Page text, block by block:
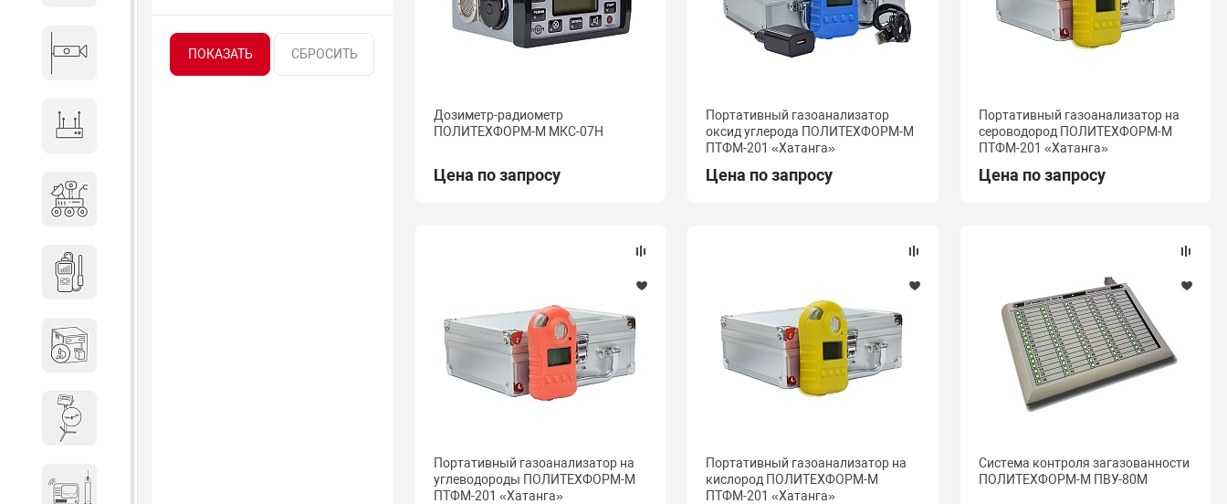
Видеонаблюдение
Дозиметр-радиометр
ПОЛИТЕХФОРМ-М МКС-07Н
Цена по запросу
Портативный газоанализатор
оксид углерода ПОЛИТЕХФОРМ-М
ПТФМ-201 «Хатанга»
Цена по запросу
Портативный газоанализатор на
сероводород ПОЛИТЕХФОРМ-М
ПТФМ-201 «Хатанга»
Цена по запросу
Портативный газоанализатор на
углеводороды ПОЛИТЕХФОРМ-М
ПТФМ-201 «Хатанга»
Портативный газоанализатор на
кислород ПОЛИТЕХФОРМ-М
ПТФМ-201 «Хатанга»
Система контроля загазованности
ПОЛИТЕХФОРМ-М ПВУ-80М